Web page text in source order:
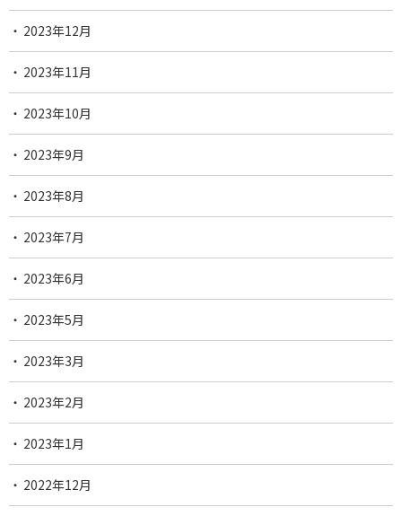
2023年12月
2023年11月
2023年10月
2023年9月
2023年8月
2023年7月
2023年6月
2023年5月
2023年3月
2023年2月
2023年1月
2022年12月